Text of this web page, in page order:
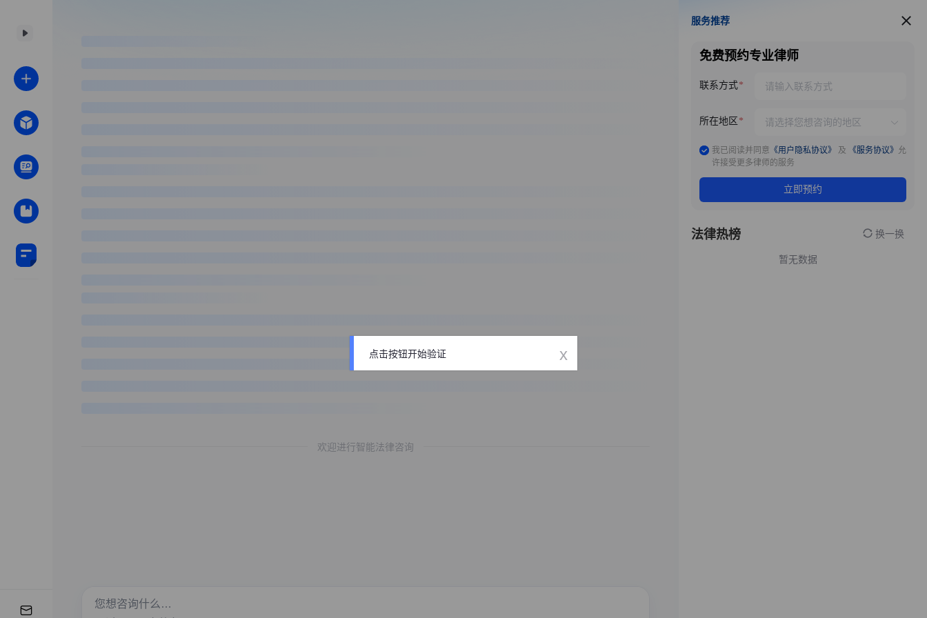
欢迎进行智能法律咨询
服务推荐
服务推荐
免费预约专业律师
联系方式
所在地区
我已阅读并同意 《用户隐私协议》 及 《服务协议》 允
许接受更多律师的服务
立即预约
法律热榜 换一换
暂无数据
点击按钮开始验证 x